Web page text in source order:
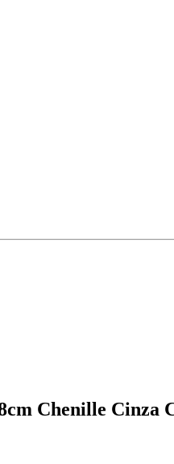
Chenille Cinza